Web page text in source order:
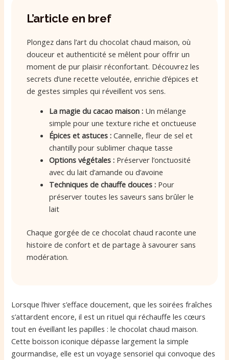
L’article en bref
Plongez dans l’art du chocolat chaud maison, où
douceur et authenticité se mêlent pour offrir un
moment de pur plaisir réconfortant. Découvrez les
secrets d’une recette veloutée, enrichie d’épices et
de gestes simples qui réveillent vos sens.
La magie du cacao maison : Un mélange
simple pour une texture riche et onctueuse
Épices et astuces : Cannelle, fleur de sel et
chantilly pour sublimer chaque tasse
Options végétales : Préserver l’onctuosité
avec du lait d’amande ou d’avoine
Techniques de chauffe douces : Pour
préserver toutes les saveurs sans brûler le
lait
Chaque gorgée de ce chocolat chaud raconte une
histoire de confort et de partage à savourer sans
modération.
Lorsque l’hiver s’efface doucement, que les soirées fraîches
s’attardent encore, il est un rituel qui réchauffe les cœurs
tout en éveillant les papilles : le chocolat chaud maison.
Cette boisson iconique dépasse largement la simple
gourmandise, elle est un voyage sensoriel qui convoque des